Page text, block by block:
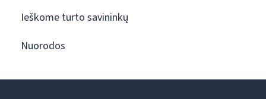
Ieškome turto savininkų
Nuorodos